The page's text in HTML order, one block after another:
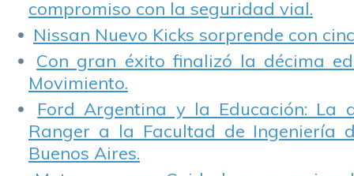
de Citroën y su
concesionario
Ci’Dane.
compromiso con la seguridad vial.
Nissan Nuevo Kicks sorprende con
Con gran éxito finalizó la décima
Movimiento.
Ford Argentina y la Educación: La
Ranger a la Facultad de Ingeniería
Buenos Aires.